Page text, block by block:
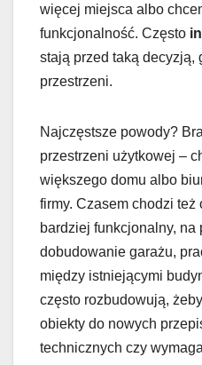
więcej miejsca albo
funkcjonalność. Często
stają przed taką decyzją,
przestrzeni.
Najczęstsze powody?
przestrzeni użytkowej –
większego domu albo
firmy. Czasem chodzi też
bardziej funkcjonalny, na
dobudowanie garażu,
między istniejącymi
często rozbudowują,
obiekty do nowych
technicznych czy